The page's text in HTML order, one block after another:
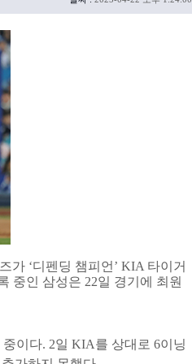
가 ‘디펜딩 챔피언’ KIA 타이거
중인 삼성은 22일 경기에 최원
이다. 2일 KIA를 상대로 6이닝